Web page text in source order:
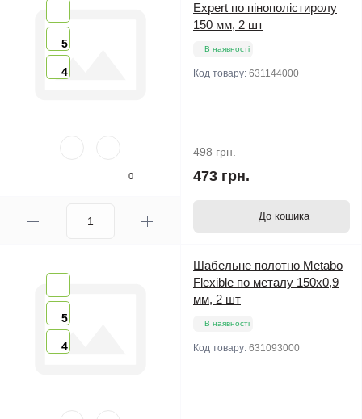
5
4
0
Expert по пінополістиролу
150 мм, 2 шт
В наявності
Код товару: 631144000
498 грн.
473 грн.
До кошика
5
4
Шабельне полотно Metabo
Flexible по металу 150х0,9
мм, 2 шт
В наявності
Код товару: 631093000